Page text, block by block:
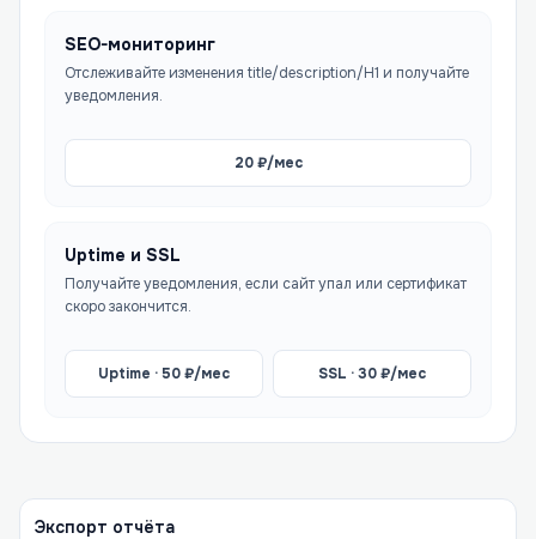
SEO-мониторинг
Отслеживайте изменения title/description/H1 и получайте
уведомления.
20₽/мес
Uptime и SSL
Получайте уведомления, если сайт упал или сертификат
скоро закончится.
Uptime ·50₽/мес SSL ·30₽/мес
Экспорт отчёта